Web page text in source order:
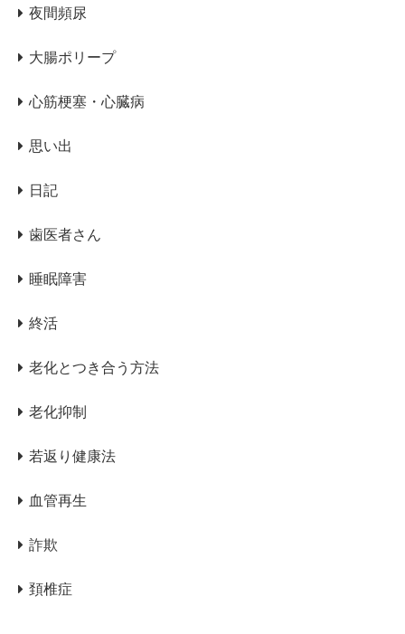
夜間頻尿
大腸ポリープ
心筋梗塞・心臓病
思い出
日記
歯医者さん
睡眠障害
終活
老化とつき合う方法
老化抑制
若返り健康法
血管再生
詐欺
頚椎症